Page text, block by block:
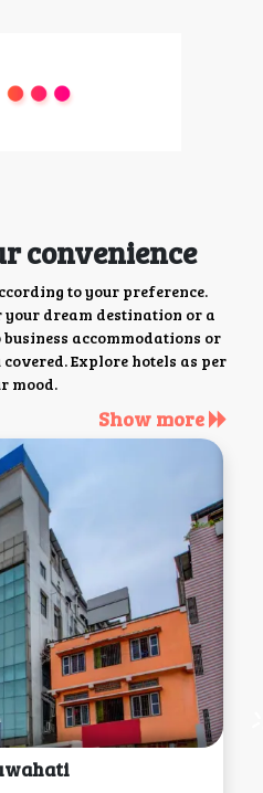
convenience
to your preference.
dream destination or a
accommodations or
Explore hotels as per
mood.
Show more